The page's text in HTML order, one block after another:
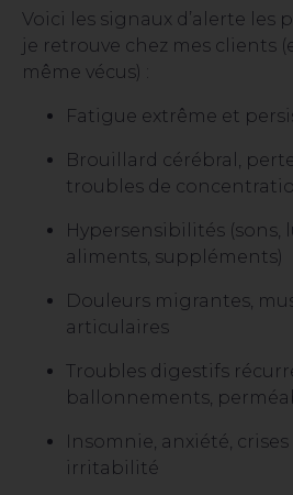
Voici les signaux d’alerte les
je retrouve chez mes clients
même vécus) :
Fatigue extrême et
Brouillard cérébral,
troubles de
Hypersensibilités (sons,
aliments, suppléments)
Douleurs migrantes,
articulaires
Troubles digestifs
ballonnements,
Insomnie, anxiété,
irritabilité